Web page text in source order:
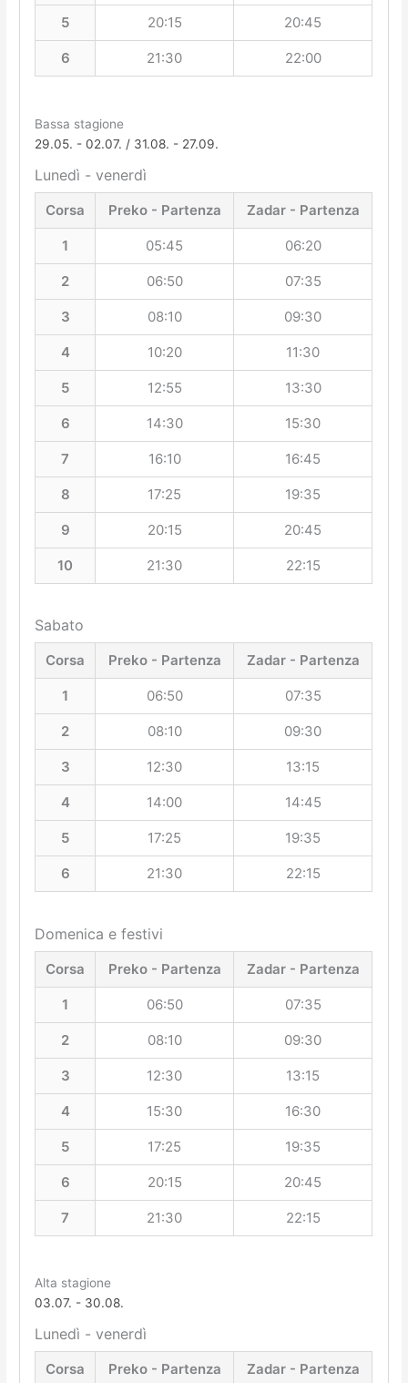
5 20:15 20:45
6 21:30 22:00
Bassa stagione
29.05. - 02.07. / 31.08. - 27.09.
Lunedì - venerdì
Corsa Preko - Partenza Zadar - Partenza
1 05:45 06:20
2 06:50 07:35
3 08:10 09:30
4 10:20 11:30
5 12:55 13:30
6 14:30 15:30
7 16:10 16:45
8 17:25 19:35
9 20:15 20:45
10 21:30 22:15
Sabato
Corsa Preko - Partenza Zadar - Partenza
1 06:50 07:35
2 08:10 09:30
3 12:30 13:15
4 14:00 14:45
5 17:25 19:35
6 21:30 22:15
Domenica e festivi
Corsa Preko - Partenza Zadar - Partenza
1 06:50 07:35
2 08:10 09:30
3 12:30 13:15
4 15:30 16:30
5 17:25 19:35
6 20:15 20:45
7 21:30 22:15
Alta stagione
03.07. - 30.08.
Lunedì - venerdì
Corsa Preko - Partenza Zadar - Partenza